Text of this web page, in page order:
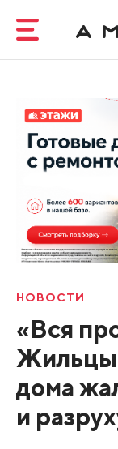
НОВОСТИ
«Вся
Жильцы
дома
и